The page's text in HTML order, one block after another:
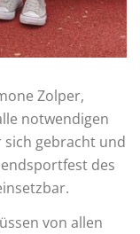
Zolper,
notwendigen
gebracht und
des
von allen